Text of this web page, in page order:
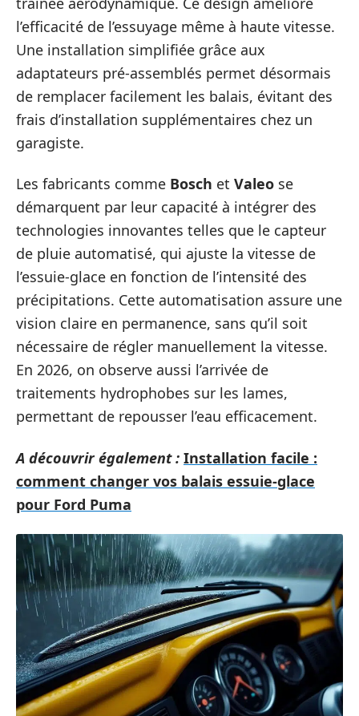
l’efficacité de l’essuyage même à haute vitesse.
Une installation simplifiée grâce aux
adaptateurs pré-assemblés permet désormais
de remplacer facilement les balais, évitant des
frais d’installation supplémentaires chez un
garagiste.
Les fabricants comme Bosch et Valeo se
démarquent par leur capacité à intégrer des
technologies innovantes telles que le capteur
de pluie automatisé, qui ajuste la vitesse de
l’essuie-glace en fonction de l’intensité des
précipitations. Cette automatisation assure une
vision claire en permanence, sans qu’il soit
nécessaire de régler manuellement la vitesse.
En 2026, on observe aussi l’arrivée de
traitements hydrophobes sur les lames,
permettant de repousser l’eau efficacement.
A découvrir également : Installation facile :
comment changer vos balais essuie-glace
pour Ford Puma